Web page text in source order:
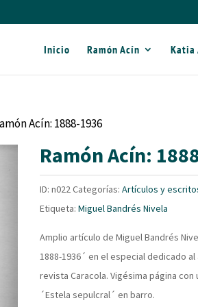
Inicio Ramón Acín Katia
Acín: 1888-1936
Ramón Acín:
ID:n022Categorías:Artículos y
Etiqueta:Miguel Bandrés Nivela
Amplio artículo de Miguel Bandrés
1888-1936´ en el especial dedicado al
revista Caracola. Vigésima página con
´Estela sepulcral´ en barro.